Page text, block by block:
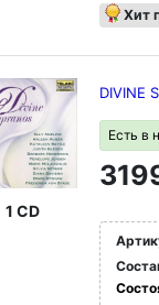
2015
в
Хит
1 CD
DIVINE
Есть в